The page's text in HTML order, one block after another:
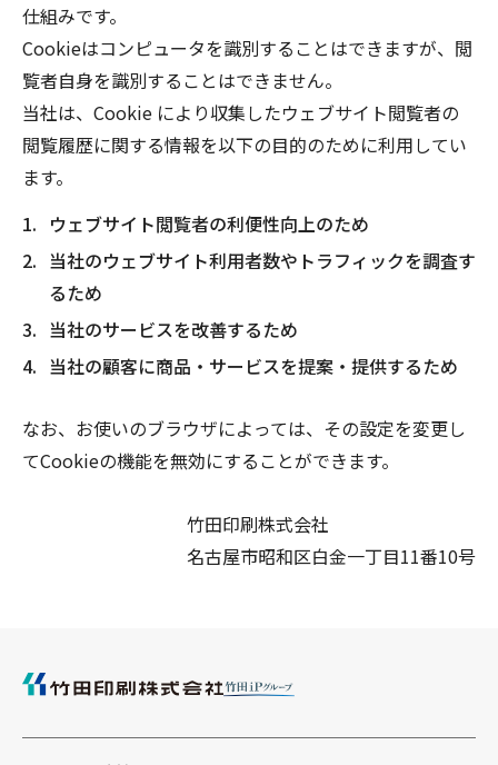
仕組みです。
Cookieはコンピュータを識別することはできますが、閲
覧者自身を識別することはできません。
当社は、Cookie により収集したウェブサイト閲覧者の
閲覧履歴に関する情報を以下の目的のために利用してい
ます。
ウェブサイト閲覧者の利便性向上のため
当社のウェブサイト利用者数やトラフィックを調査す
るため
当社のサービスを改善するため
当社の顧客に商品・サービスを提案・提供するため
なお、お使いのブラウザによっては、その設定を変更し
てCookieの機能を無効にすることができます。
竹田印刷株式会社
名古屋市昭和区白金一丁目11番10号